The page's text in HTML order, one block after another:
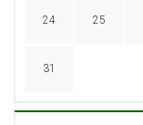
24 25
31